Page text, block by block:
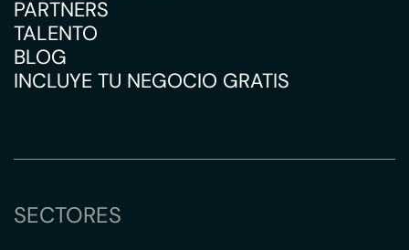
PARTNERS
TALENTO
BLOG
INCLUYE TU NEGOCIO GRATIS
SECTORES